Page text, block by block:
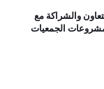
والشراكة مع
الجمعيات